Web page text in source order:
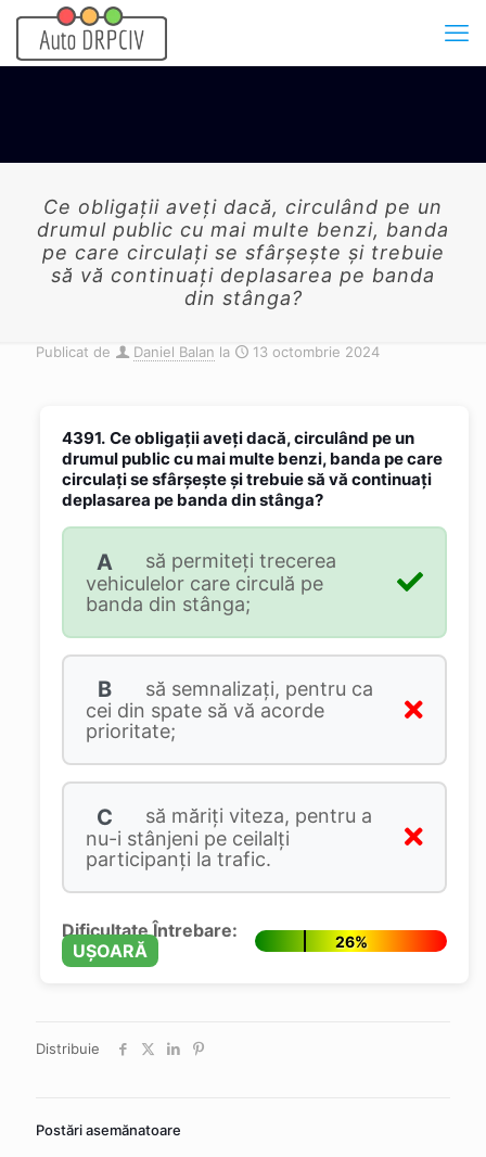
Ce obligații aveți dacă, circulând pe un
drumul public cu mai multe benzi, banda
pe care circulați se sfârșește și trebuie
să vă continuați deplasarea pe banda
din stânga?
Publicat de Daniel Balan la 13 octombrie 2024
4391. Ce obligații aveți dacă, circulând pe un
drumul public cu mai multe benzi, banda pe care
circulați se sfârșește și trebuie să vă continuați
deplasarea pe banda din stânga?
A
să permiteți trecerea
vehiculelor care circulă pe
banda din stânga;
B
să semnalizați, pentru ca
cei din spate să vă acorde
prioritate;
C
să măriți viteza, pentru a
nu-i stânjeni pe ceilalți
participanți la trafic.
Dificultate Întrebare:
UȘOARĂ
26%
Distribuie
Postări asemănatoare